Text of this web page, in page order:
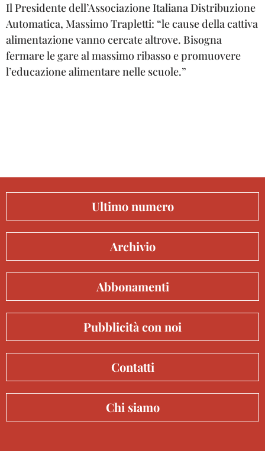
Il Presidente dell’Associazione Italiana Distribuzione
Automatica, Massimo Trapletti: “le cause della cattiva
alimentazione vanno cercate altrove. Bisogna
fermare le gare al massimo ribasso e promuovere
l’educazione alimentare nelle scuole.”
Ultimo numero
Archivio
Abbonamenti
Pubblicità con noi
Contatti
Chi siamo